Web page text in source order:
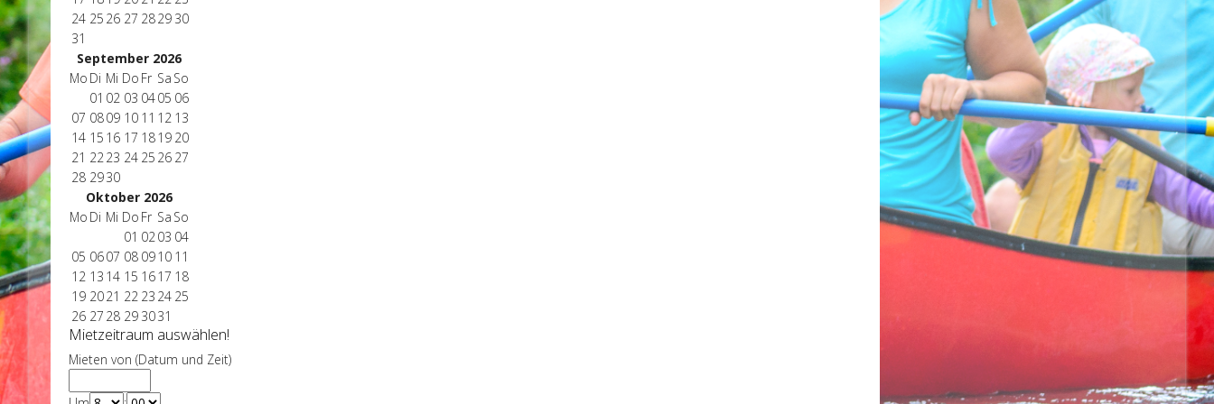
24 25 26 27 2829 30
31
September 2026
Mo Di Mi Do Fr Sa So
01 02 03 0405 06
07 0809 10 11 12 13
14 15 16 17 1819 20
21 2223 24 25 26 27
28 2930
Oktober 2026
Mo Di Mi Do Fr Sa So
01 0203 04
05 0607 08 0910 11
12 13 14 15 1617 18
19 2021 22 23 24 25
26 27 28 29 3031
Mietzeitraum auswählen!
Mieten von (Datum und Zeit)